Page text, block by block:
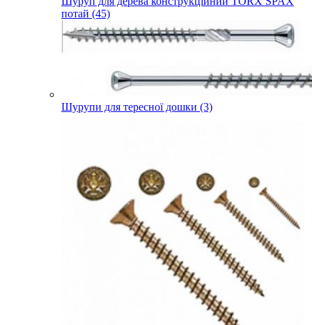
потай (45)
Шурупи для тересної дошки (3)